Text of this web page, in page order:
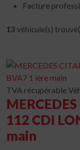
Facture
13 véhicule(s)
TVA récupérable
112 CDI
main